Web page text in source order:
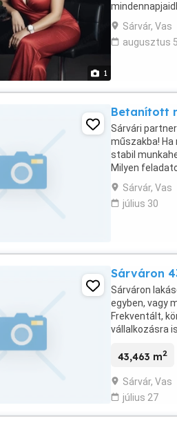
1
Sárvár, Vas
augusztus 5
Betanított
Sárvári
műszakba!
stabil
Milyen
Sárvár, Vas
július 30
Sárváron
Sárváron
egyben, vagy
Frekventált,
vállalkozásra
43,463 m2
Sárvár, Vas
július 27